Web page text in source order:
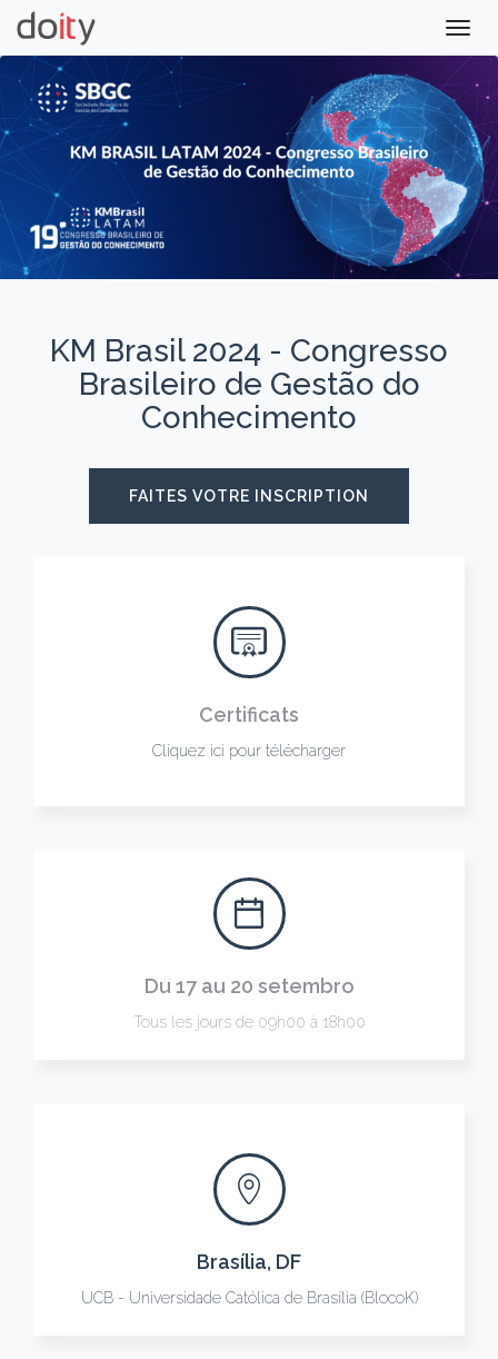
KM Brasil 2024 - Congresso
Brasileiro de Gestão do
Conhecimento
FAITES VOTRE INSCRIPTION
Certificats
Cliquez ici pour télécharger
Du 17 au 20 setembro
Tous les jours de 09h00 à 18h00
Brasília, DF
UCB - Universidade Católica de Brasília (BlocoK)